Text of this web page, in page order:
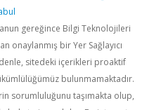
gereğince Bilgi Teknolojileri
onaylanmış bir Yer Sağlayıcı
sitedeki içerikleri proaktif
bulunmamaktadır.
sorumluluğunu taşımakta olup,